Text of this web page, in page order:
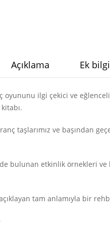
Açıklama Ek bilgi
oyununu ilgi çekici ve
taşlarımız ve başından
bulunan etkinlik örnekleri ve
tam anlamıyla bir